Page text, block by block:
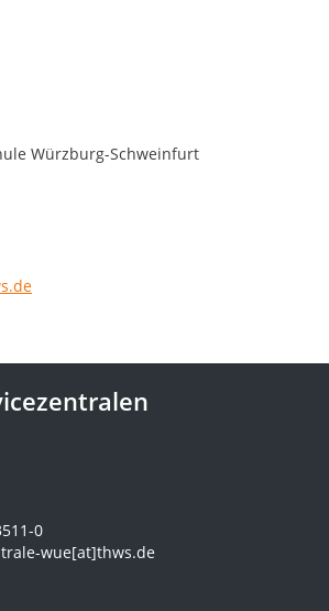
Würzburg-Schweinfurt
0
wue[at]thws.de